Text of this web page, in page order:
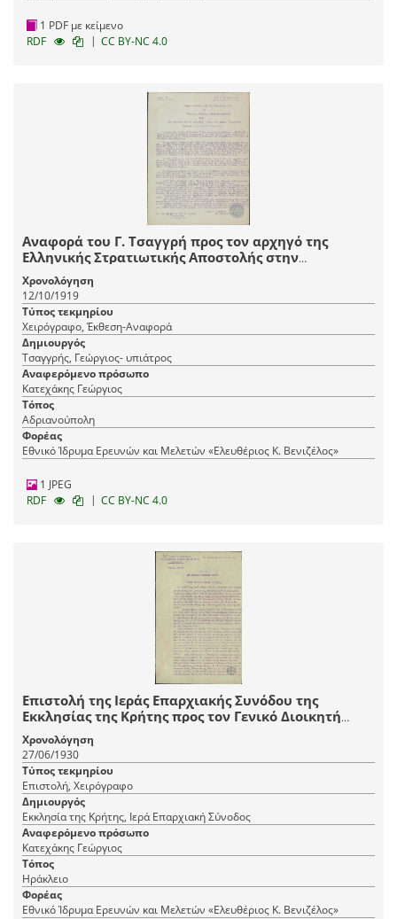
1 PDF με κείμενο
RDF
| CC BY-NC 4.0
Αναφορά του Γ. Τσαγγρή προς τον αρχηγό της
Ελληνικής Στρατιωτικής Αποστολής στην
Κωνσταντινούπολη, Γ. Κατεχάκη, σχετικά με
κινήσεις των Βουλγάρων στη Θράκη.
Χρονολόγηση
12/10/1919
Τύπος τεκμηρίου
Χειρόγραφο, Έκθεση-Αναφορά
Δημιουργός
Τσαγγρής, Γεώργιος- υπιάτρος
Αναφερόμενο πρόσωπο
Κατεχάκης Γεώργιος
Τόπος
Αδριανούπολη
Φορέας
Εθνικό Ίδρυμα Ερευνών και Μελετών «Ελευθέριος Κ. Βενιζέλος»
1 JPEG
RDF
| CC BY-NC 4.0
Επιστολή της Ιεράς Επαρχιακής Συνόδου της
Εκκλησίας της Κρήτης προς τον Γενικό Διοικητή
Κρήτης, Γ.Κατεχάκη, σχετικά με τη διατήρηση της
Ιερατικής Σχολής Χανίων και τη μεταφορά της στην
Ιερά Μονή Χρυσοπηγής.
Χρονολόγηση
27/06/1930
Τύπος τεκμηρίου
Επιστολή, Χειρόγραφο
Δημιουργός
Εκκλησία της Κρήτης, Ιερά Επαρχιακή Σύνοδος
Αναφερόμενο πρόσωπο
Κατεχάκης Γεώργιος
Τόπος
Ηράκλειο
Φορέας
Εθνικό Ίδρυμα Ερευνών και Μελετών «Ελευθέριος Κ. Βενιζέλος»